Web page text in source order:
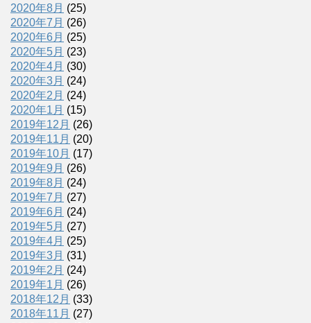
2020年8月 (25)
2020年7月 (26)
2020年6月 (25)
2020年5月 (23)
2020年4月 (30)
2020年3月 (24)
2020年2月 (24)
2020年1月 (15)
2019年12月 (26)
2019年11月 (20)
2019年10月 (17)
2019年9月 (26)
2019年8月 (24)
2019年7月 (27)
2019年6月 (24)
2019年5月 (27)
2019年4月 (25)
2019年3月 (31)
2019年2月 (24)
2019年1月 (26)
2018年12月 (33)
2018年11月 (27)